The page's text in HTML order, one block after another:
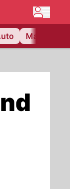
Matchcenter